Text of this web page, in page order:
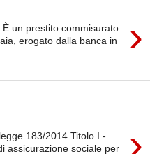
›
È un prestito commisurato
erogato dalla banca in
›
183/2014 Titolo I -
assicurazione sociale per